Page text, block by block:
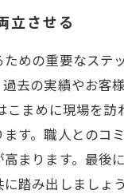
立させる
めの重要なステ
去の実績やお
まめに現場を
す。職人との
まります。最
踏み出しましょう